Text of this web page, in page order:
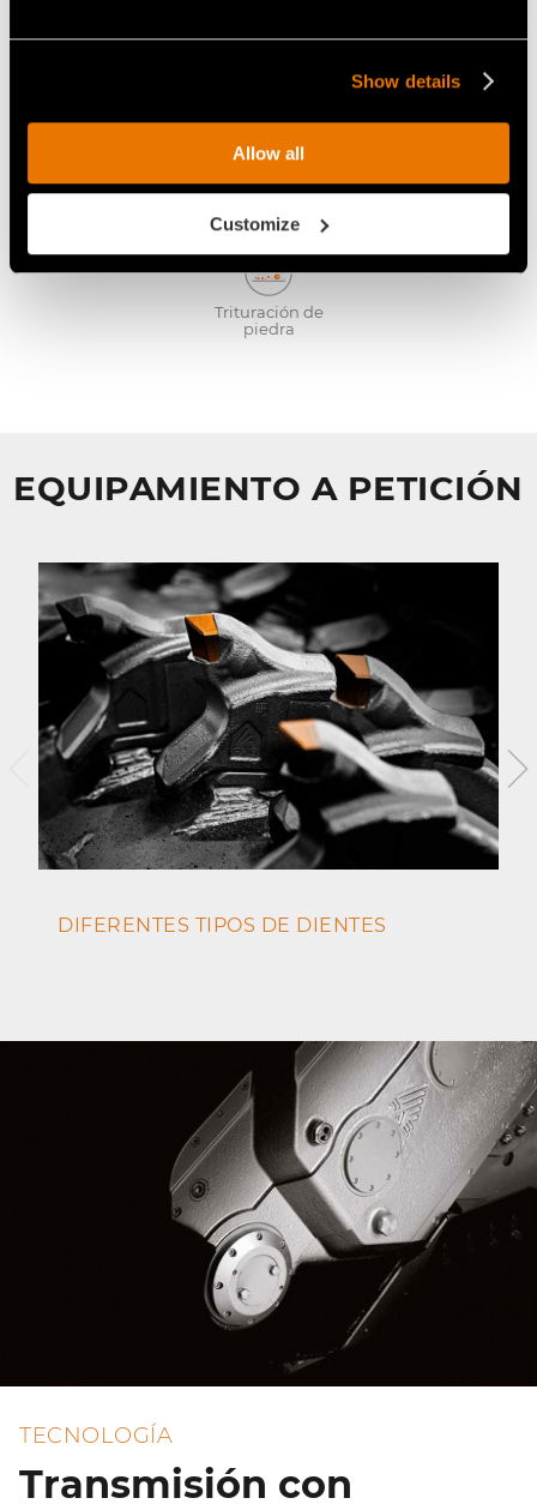
Show details
Allow all
Customize
Diente G/3
Trituración de
piedra
EQUIPAMIENTO A PETICIÓN
DIFERENTES TIPOS DE DIENTES
TECNOLOGÍA
Transmisión con